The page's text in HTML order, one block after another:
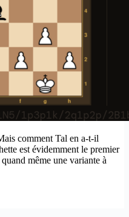
comment Tal en a-t-il
est évidemment le premier
même une variante à